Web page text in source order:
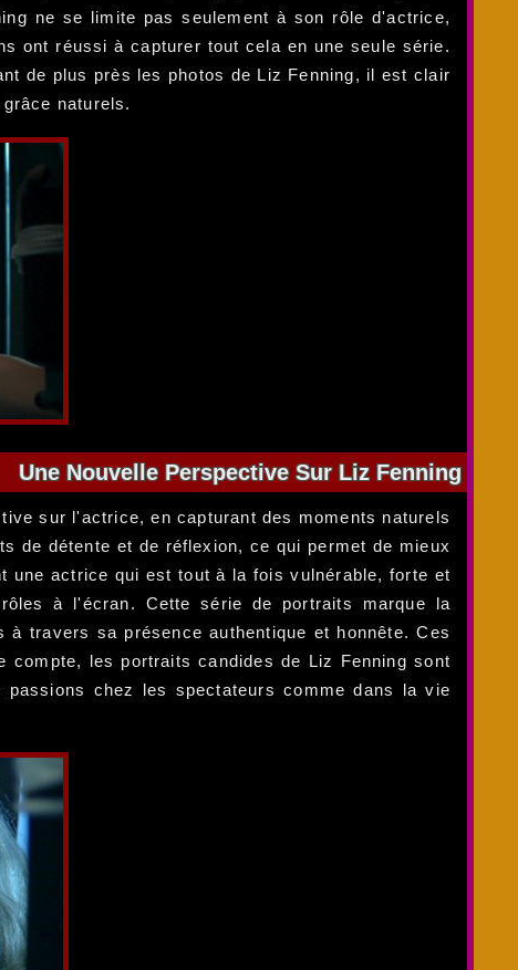
ne se limite pas seulement à son rôle d'actrice,
ont réussi à capturer tout cela en une seule série.
de plus près les photos de Liz Fenning, il est clair
naturels.
Une Nouvelle Perspective Sur Liz Fenning
sur l'actrice, en capturant des moments naturels
de détente et de réflexion, ce qui permet de mieux
une actrice qui est tout à la fois vulnérable, forte et
à l'écran. Cette série de portraits marque la
travers sa présence authentique et honnête. Ces
les portraits candides de Liz Fenning sont
chez les spectateurs comme dans la vie